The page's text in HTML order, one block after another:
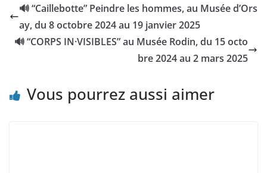
🔊 “Caillebotte” Peindre les hommes, au Musée d’Ors
ay, du 8 octobre 2024 au 19 janvier 2025
🔊 “CORPS IN·VISIBLES” au Musée Rodin, du 15 octo
bre 2024 au 2 mars 2025
Vous pourrez aussi aimer